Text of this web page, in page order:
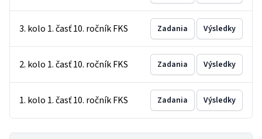
3. kolo 1. časť 10. ročník FKS Zadania Výsledky
2. kolo 1. časť 10. ročník FKS Zadania Výsledky
1. kolo 1. časť 10. ročník FKS Zadania Výsledky